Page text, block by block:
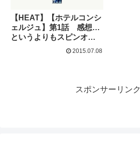
【HEAT】【ホテルコンシ
ェルジュ】第1話 感想…
というよりもスピンオフ
2015.07.08
スポンサーリンク